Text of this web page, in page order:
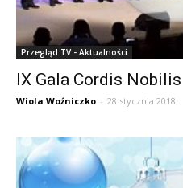
Przegląd TV - Aktualności
IX Gala Cordis Nobilis
Wiola Woźniczko - 28 stycznia 2018